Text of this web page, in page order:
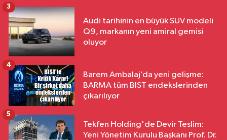
Audi tarihinin en büyük SUV modeli
Q9, markanın yeni amiral gemisi
oluyor
3
Barem Ambalaj’da yeni gelişme:
BARMA tüm BIST endekslerinden
çıkarılıyor
4
Tekfen Holding'de Devir Teslim:
Yeni Yönetim Kurulu Başkanı Prof. Dr.
5